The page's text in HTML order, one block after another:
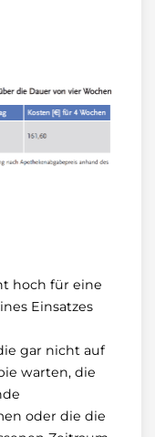
hoch für eine
Einsatzes
gar nicht auf
warten, die
oder die die